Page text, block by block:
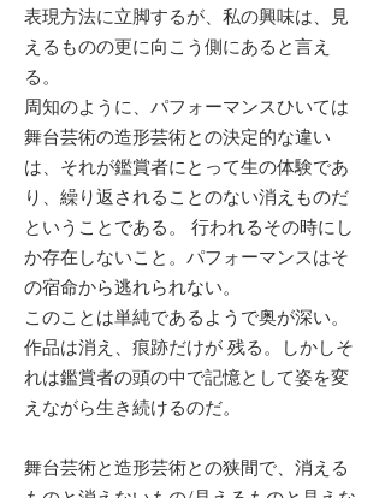
表現方法に立脚するが、私の興味は、見
えるものの更に向こう側にあると言え
る。
周知のように、パフォーマンスひいては
舞台芸術の造形芸術との決定的な違い
は、それが鑑賞者にとって生の体験であ
り、繰り返されることのない消えものだ
ということである。 行われるその時にし
か存在しないこと。パフォーマンスはそ
の宿命から逃れられない。
このことは単純であるようで奥が深い。
作品は消え、痕跡だけが 残る。しかしそ
れは鑑賞者の頭の中で記憶として姿を変
えながら生き続けるのだ。
舞台芸術と造形芸術との狭間で、消える